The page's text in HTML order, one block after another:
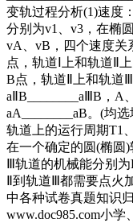
变轨过程分析(1)速度
分别为v1、v3，在椭
vA、vB，四个速度关
点，轨道Ⅰ上和轨道Ⅱ
B点，轨道Ⅱ上和轨道
aⅡB________aⅢB，A
aA________aB。(均选
轨道上的运行周期T1
在一个确定的圆(椭圆)
Ⅲ轨道的机械能分别
Ⅱ到轨道Ⅲ都需要点火
中各种试卷真题知识
www.doc985.com小